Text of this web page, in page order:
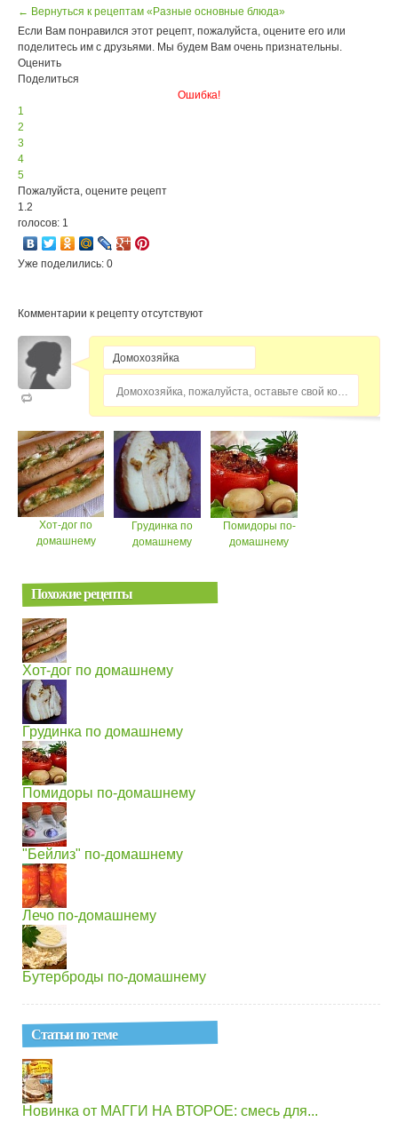
← Вернуться к рецептам «Разные основные блюда»
Если Вам понравился этот рецепт, пожалуйста, оцените его или
поделитесь им с друзьями. Мы будем Вам очень признательны.
Оценить
Поделиться
Ошибка!
1
2
3
4
5
Пожалуйста, оцените рецепт
1.2
голосов: 1
Уже поделились: 0
Комментарии к рецепту отсутствуют
Домохозяйка, пожалуйста, оставьте свой комментарий...
Хот-дог по
домашнему
Грудинка по
домашнему
Помидоры по-
домашнему
Похожие рецепты
Хот-дог по домашнему
Грудинка по домашнему
Помидоры по-домашнему
"Бейлиз" по-домашнему
Лечо по-домашнему
Бутерброды по-домашнему
Статьи по теме
Новинка от МАГГИ НА ВТОРОЕ: смесь для...